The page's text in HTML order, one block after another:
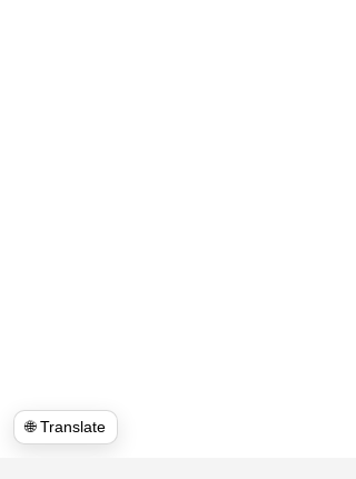
🌐 Translate